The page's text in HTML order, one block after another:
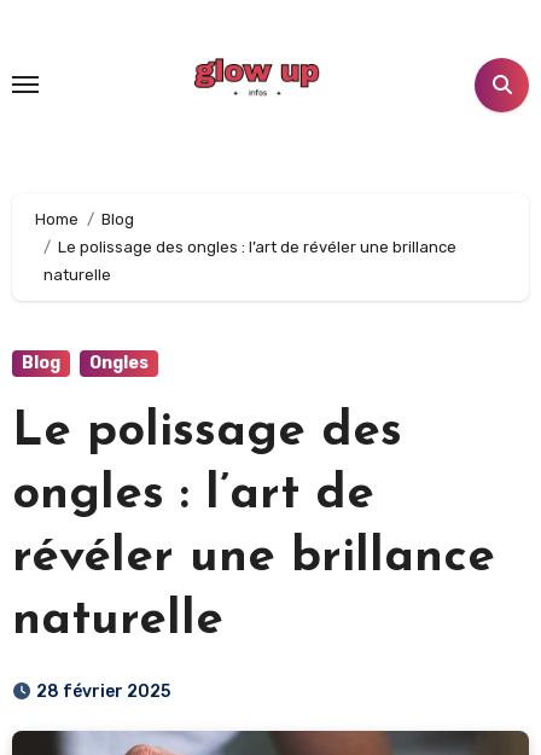
Home
Blog
Le polissage des ongles : l’art de révéler une brillance
naturelle
Blog Ongles
Le polissage des
ongles : l’art de
révéler une brillance
naturelle
28 février 2025